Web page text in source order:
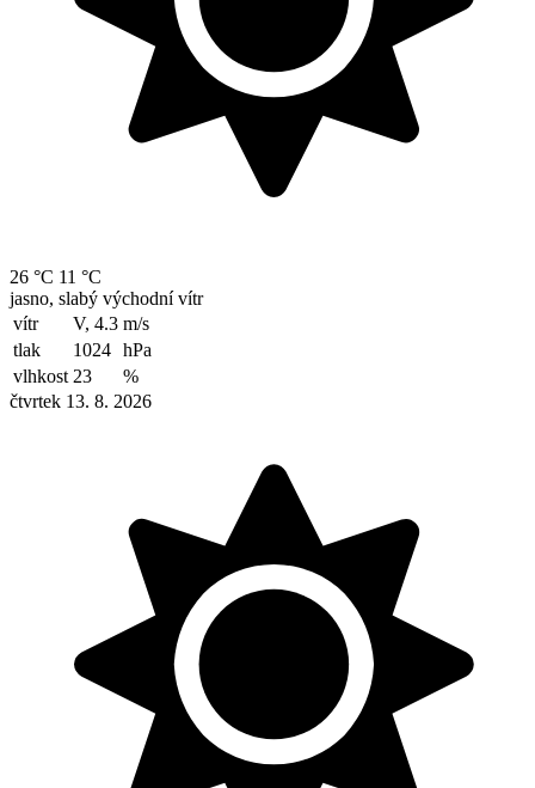
26 °C 11 °C
jasno, slabý východní vítr
vítr
V, 4.3 m/s
tlak
1024 hPa
vlhkost 23
%
čtvrtek 13. 8. 2026